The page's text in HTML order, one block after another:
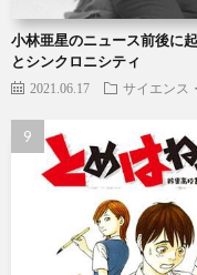
小林亜星のニュース前後に
とシンクロニシティ
2021.06.17 サイエンス